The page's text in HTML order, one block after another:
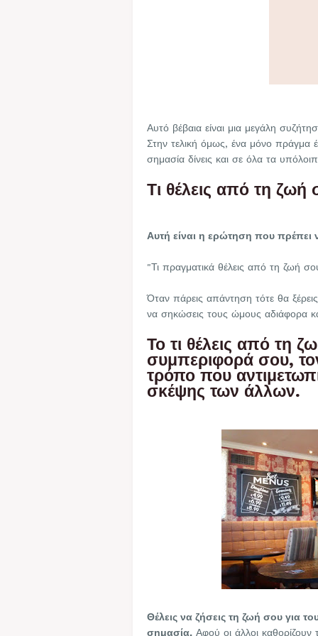
Αυτό βέβαια είναι μια μεγάλη
Στην τελική όμως, ένα μόνο πράγμα
σημασία δίνεις και σε όλα τα
Τι θέλεις από τη ζωή
Αυτή είναι η ερώτηση που πρέπει
"Τι πραγματικά θέλεις από τη ζωή
Όταν πάρεις απάντηση τότε θα
να σηκώσεις τους ώμους αδιάφορα
Το τι θέλεις από τη
συμπεριφορά σου,
τρόπο που
σκέψης των άλλων.
Θέλεις να ζήσεις τη ζωή σου για
σημασία. Αφού οι άλλοι καθορίζουν